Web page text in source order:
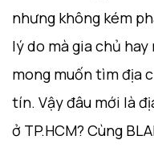
nhưng không kém
lý do mà gia chủ
mong muốn tìm địa
tín. Vậy đâu mới là
ở TP.HCM? Cùng